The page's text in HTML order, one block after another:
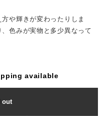
や輝きが変わったりしま
色みが実物と多少異なって
available
out